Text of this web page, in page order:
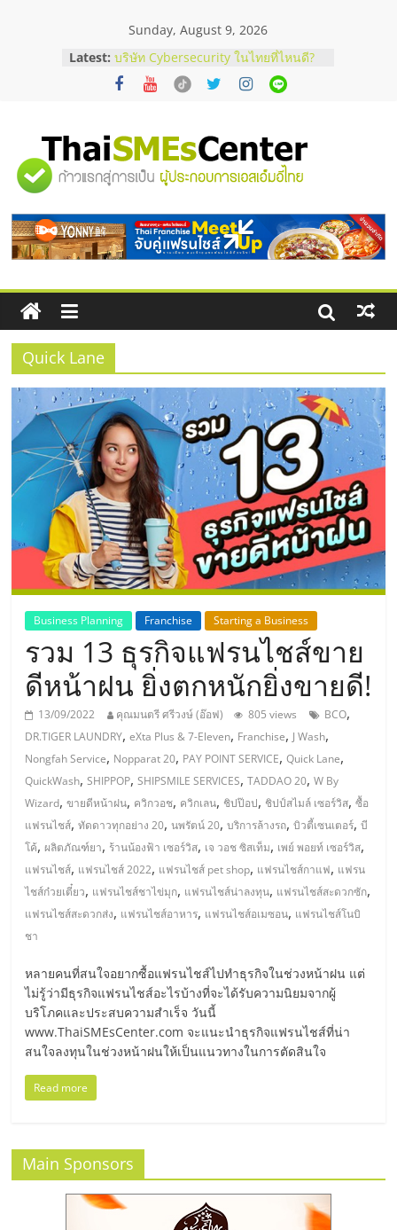
Sunday, August 9, 2026
Latest: บริษัท Cybersecurity ในไทยที่ไหนดี?
วิธีเลือกผู้ให้บริการให้คุ้มค่าและตอบ
โจทย์ธุรกิจ
สัมมนาออนไลน์ โอกาสบริหารสถานี
บริการน้ำมัน Shell
สัมมนาลงทุน แฟรนไชส์ยอนนี่
ไชส์ ครั้งที่ 8
ร้านเครื่องเสียงคุณภาพสูง พร้อม
โซลูชันระบบภาพและเสียง
"ศูนย์
รวม
ข้อมูล
ธุรกิจ
SME
แห่ง
ประเทศไทย,
ThaiSMEsCenter,
รวม
ธุรกิจ
เอ
ส
เอ็
มอี
ไทย,
SMEs,
แฟ
รน
ไชส์,
ที่
ปรึกษา
แฟ
Quick Lane
Business Planning Franchise Starting a Business
รวม 13 ธุรกิจแฟรนไชส์ขาย
ดีหน้าฝน ยิ่งตกหนักยิ่งขายดี!
13/09/2022 คุณมนตรี ศรีวงษ์ (อ๊อฟ) 805 views BCO,
DR.TIGER LAUNDRY,eXta Plus & 7-Eleven, Franchise, J Wash,
Nongfah Service, Nopparat 20, PAY POINT SERVICE,Quick Lane,
QuickWash,SHIPPOP,SHIPSMILE SERVICES,TADDAO 20,W By
Wizard,ขายดีหน้าฝน, ควิกวอช, ควิกเลน, ชิปป๊อป, ชิปป์สไมล์ เซอร์วิส,ซื้อ
แฟรนไชส์,ทัดดาวทุกอย่าง 20,นพรัตน์ 20,บริการล้างรถ,บิวตี้เซนเตอร์,บี
โค้,ผลิตภัณฑ์ยา, ร้านน้องฟ้า เซอร์วิส, เจ วอช ซิสเท็ม, เพย์ พอยท์ เซอร์วิส,
แฟรนไชส์, แฟรนไชส์ 2022, แฟรนไชส์ pet shop, แฟรนไชส์กาแฟ, แฟรน
ไชส์ก๋วยเตี๋ยว, แฟรนไชส์ชาไข่มุก, แฟรนไชส์น่าลงทุน, แฟรนไชส์สะดวกซัก,
แฟรนไชส์สะดวกส่ง, แฟรนไชส์อาหาร, แฟรนไชส์อเมซอน, แฟรนไชส์โนบิ
ชา
หลายคนที่สนใจอยากซื้อแฟรนไชส์ไปทำธุรกิจในช่วงหน้าฝน แต่
ไม่รู้ว่ามีธุรกิจแฟรนไชส์อะไรบ้างที่จะได้รับความนิยมจากผู้
บริโภคและประสบความสำเร็จ วันนี้
www.ThaiSMEsCenter.com จะแนะนำธุรกิจแฟรนไชส์ที่น่า
สนใจลงทุนในช่วงหน้าฝนให้เป็นแนวทางในการตัดสินใจ
Read more
Main Sponsors